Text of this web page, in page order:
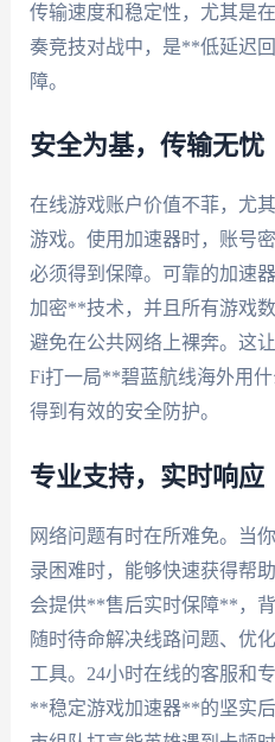
传输速度和稳定性，尤其是
奏竞技对战中，是**低延迟
障。
安全为基，传输无忧
在线游戏账户价值不菲，尤
游戏。使用加速器时，账号
必须得到保障。可靠的加速
加密**技术，并且所有游戏
避免在公共网络上裸奔。这
Fi打一局**碧蓝航线海外用
得到有效的安全防护。
专业支持，实时响应
网络问题有时在所难免。当
录困难时，能够快速获得帮
会提供**售后实时保障**，
随时待命解决线路问题、优
工具。24小时在线的客服和
**稳定游戏加速器**的坚实